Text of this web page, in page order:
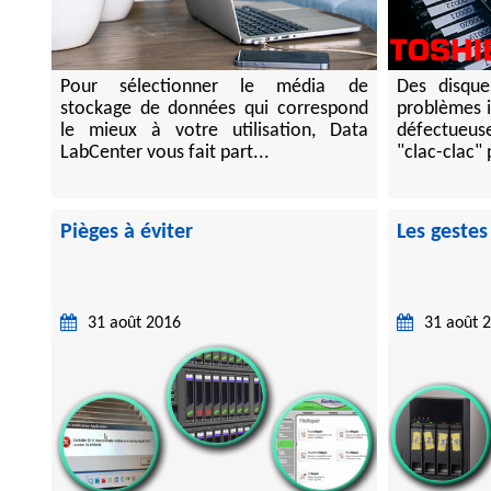
Pour sélectionner le média de
stockage de données qui correspond
le mieux à votre utilisation, Data
LabCenter vous fait part...
Des
problèmes
"clac-clac"
Pièges à éviter
31 août 2016
Les
31 août